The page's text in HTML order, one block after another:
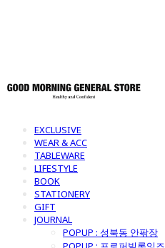
EXCLUSIVE
WEAR & ACC
TABLEWARE
LIFESTYLE
BOOK
STATIONERY
GIFT
JOURNAL
POPUP : 성북동 안팎장